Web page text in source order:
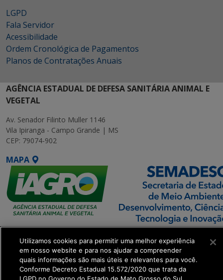
LGPD
Fala Servidor
Acessibilidade
Ordem Cronológica de Pagamentos
Planos de Contratações Anuais
AGÊNCIA ESTADUAL DE DEFESA SANITÁRIA ANIMAL E
VEGETAL
Av. Senador Filinto Muller 1146
Vila Ipiranga - Campo Grande | MS
CEP: 79074-902
MAPA
SETDIG | Secretaria-
Executiva de
Transformação Digital
Utilizamos cookies para permitir uma melhor experiência
em nosso website e para nos ajudar a compreender
quais informações são mais úteis e relevantes para você.
Conforme Decreto Estadual 15.572/2020 que trata da